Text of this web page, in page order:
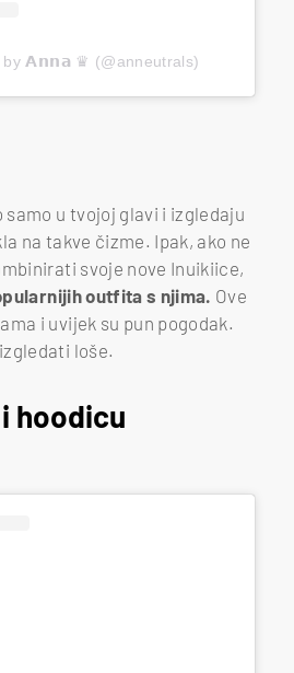
by 𝗔𝗻𝗻𝗮 ♛ (@anneutrals)
u tvojoj glavi i izgledaju
na takve čizme. Ipak, ako ne
svoje nove Inuikiice,
outfita s njima. Ove
i uvijek su pun pogodak.
loše.
hoodicu